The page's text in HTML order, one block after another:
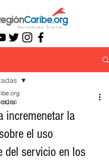
incremenetar la
el uso
del servicio en los